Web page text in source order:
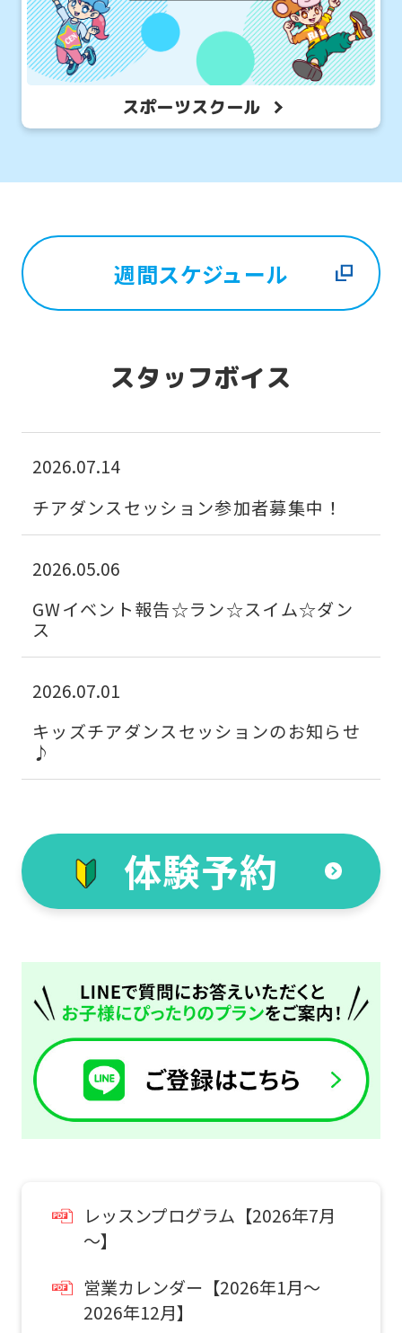
スポーツスクール
週間スケジュール
スタッフボイス
2026.07.14
チアダンスセッション参加者募集中！
2026.05.06
GWイベント報告☆ラン☆スイム☆ダン
ス
2026.07.01
キッズチアダンスセッションのお知らせ
♪
体験予約
レッスンプログラム【2026年7月
～】
営業カレンダー【2026年1月～
2026年12月】
For
foreigners
Central
official
is
into
the
link
below
(start
to
the
top
page.
if
you
an
通常スクールを体験したい